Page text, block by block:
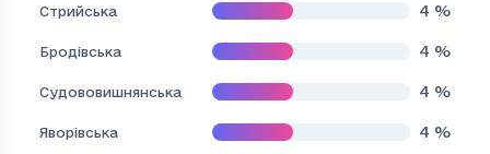
Стрийська 4 %
Бродівська 4 %
Судововишнянська 4 %
Яворівська 4 %